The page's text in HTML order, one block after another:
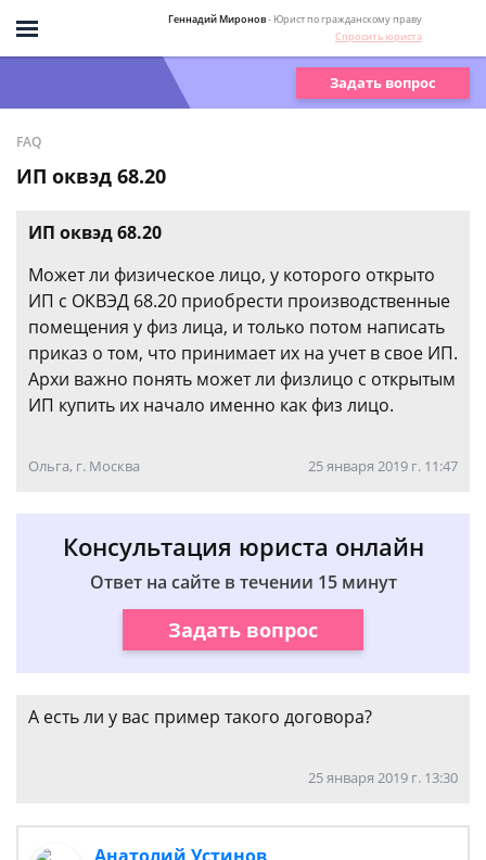
Геннадий Миронов- Юрист по гражданскому праву
Спросить юриста
Задать вопрос
FAQ
ИП оквэд 68.20
ИП оквэд 68.20
Может ли физическое лицо, у которого открыто
ИП с ОКВЭД 68.20 приобрести производственные
помещения у физ лица, и только потом написать
приказ о том, что принимает их на учет в свое ИП.
Архи важно понять может ли физлицо с открытым
ИП купить их начало именно как физ лицо.
Ольга, г. Москва 25 января 2019 г. 11:47
Консультация юриста онлайн
Ответ на сайте в течении 15 минут
Задать вопрос
А есть ли у вас пример такого договора?
25 января 2019 г. 13:30